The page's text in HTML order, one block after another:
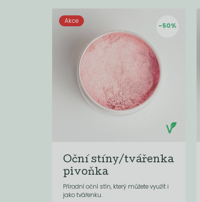
Akce
-50%
Oční stíny/tvářenka
pivoňka
Přírodní oční stín, který můžete využít i
jako tvářenku.